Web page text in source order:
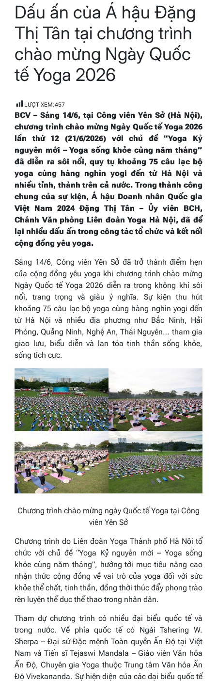
read
time
Dấu ấn của Á hậu Đặng
Thị Tân tại chương trình
chào mừng Ngày Quốc
tế Yoga 2026
LƯỢT XEM:457
BCV – Sáng 14/6, tại Công viên Yên Sở (Hà Nội),
chương trình chào mừng Ngày Quốc tế Yoga 2026
lần thứ 12 (21/6/2026) với chủ đề “Yoga Kỷ
nguyên mới – Yoga sống khỏe cùng năm tháng”
đã diễn ra sôi nổi, quy tụ khoảng 75 câu lạc bộ
yoga cùng hàng nghìn yogi đến từ Hà Nội và
nhiều tỉnh, thành trên cả nước. Trong thành công
chung của sự kiện, Á hậu Doanh nhân Quốc gia
Việt Nam 2024 Đặng Thị Tân – Ủy viên BCH,
Chánh Văn phòng Liên đoàn Yoga Hà Nội, đã để
lại nhiều dấu ấn trong công tác tổ chức và kết nối
cộng đồng yêu yoga.
Sáng 14/6, Công viên Yên Sở đã trở thành điểm hẹn
của cộng đồng yêu yoga khi chương trình chào mừng
Ngày Quốc tế Yoga 2026 diễn ra trong không khí sôi
nổi, trang trọng và giàu ý nghĩa. Sự kiện thu hút
khoảng 75 câu lạc bộ yoga cùng hàng nghìn yogi đến
từ Hà Nội và nhiều địa phương như Bắc Ninh, Hải
Phòng, Quảng Ninh, Nghệ An, Thái Nguyên… tham gia
giao lưu, biểu diễn và lan tỏa tinh thần sống khỏe,
sống tích cực.
Chương trình chào mừng ngày Quốc tế Yoga tại Công
viên Yên Sở
Chương trình do Liên đoàn Yoga Thành phố Hà Nội tổ
chức với chủ đề “Yoga Kỷ nguyên mới – Yoga sống
khỏe cùng năm tháng”, hướng tới mục tiêu nâng cao
nhận thức cộng đồng về vai trò của yoga đối với sức
khỏe thể chất, tinh thần, đồng thời thúc đẩy phong trào
rèn luyện thể dục thể thao trong nhân dân.
Tham dự chương trình có nhiều đại biểu quốc tế và
trong nước. Về phía quốc tế có Ngài Tshering W.
Sherpa – Đại sứ Đặc mệnh Toàn quyền Ấn Độ tại Việt
Nam và Tiến sĩ Tejaswi Mandala – Giáo viên Văn hóa
Ấn Độ, Chuyên gia Yoga thuộc Trung tâm Văn hóa Ấn
Độ Vivekananda. Sự hiện diện của các đại biểu quốc tế